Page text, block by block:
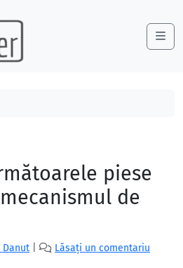
piese
de
Danut Lăsați un comentariu